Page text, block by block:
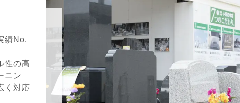
績No.
性の⾼
ニン
く対応